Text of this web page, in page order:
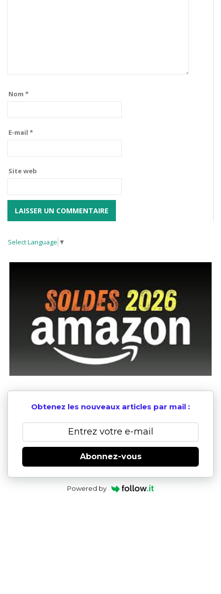
Nom *
E-mail *
Site web
Select Language ▼
Obtenez les nouveaux articles par mail :
Abonnez-vous
Powered by